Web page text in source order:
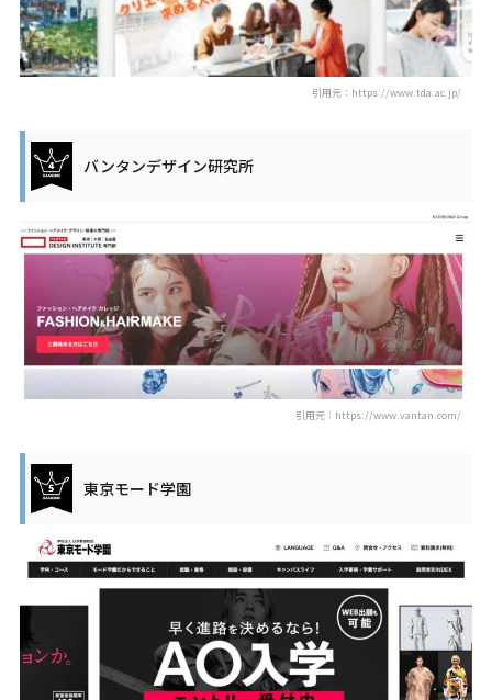
引用元：https://www.tda.ac.jp/
バンタンデザイン研究所
引用元：https://www.vantan.com/
東京モード学園